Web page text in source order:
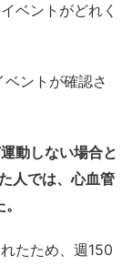
ベントがどれく
ントが確認さ
動しない場合と
人では、心血管
たため、週150